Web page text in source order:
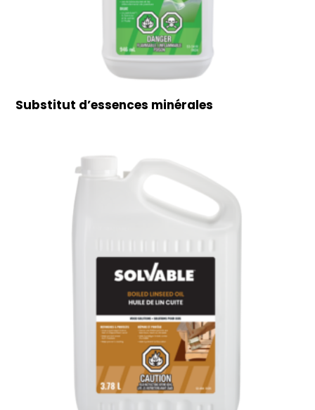
Substitut d’essences minérales